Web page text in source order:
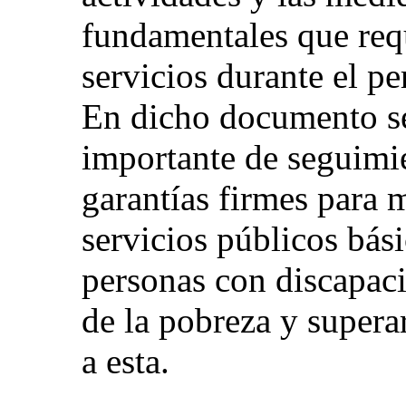
fundamentales que
servicios durante el
En dicho documento
importante de
garantías firmes para
servicios públicos
personas con
de la pobreza y
a esta.